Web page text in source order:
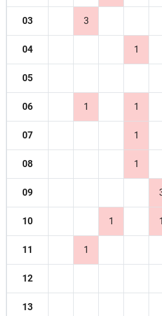
03 3
04 1
05
06 1 1
07 1
08 1
09
10 1 1
11 1
12
13